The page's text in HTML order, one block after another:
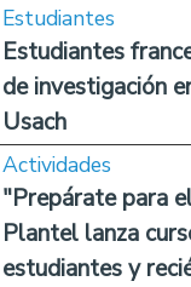
Estudiantes
Estudiantes
de investigación
Usach
Actividades
"Prepárate para
Plantel lanza
estudiantes y